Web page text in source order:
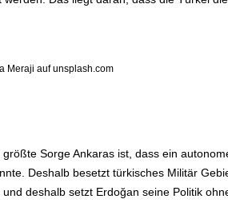
Meraji auf unsplash.com
Sorge Ankaras ist, dass ein
Deshalb besetzt türkisches Militär
deshalb setzt Erdoğan seine Politik